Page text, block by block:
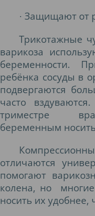
· Защищают от
Трикотажные
варикоза
беременности.
ребёнка сосуды в
подвергаются
часто
триместре
беременным
отличаются
помогают
колена, но
носить их удобнее,